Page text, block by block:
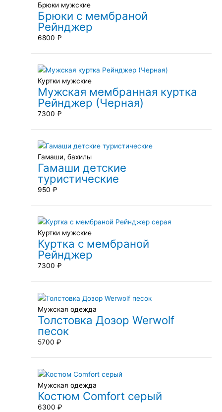
Брюки мужские
Брюки с мембраной
Рейнджер
6800 ₽
Куртки мужские
Мужская мембранная куртка
Рейнджер (Черная)
7300 ₽
Гамаши, бахилы
Гамаши детские
туристические
950 ₽
Куртки мужские
Куртка с мембраной
Рейнджер
7300 ₽
Мужская одежда
Толстовка Дозор Werwolf
песок
5700 ₽
Мужская одежда
Костюм Comfort серый
6300 ₽